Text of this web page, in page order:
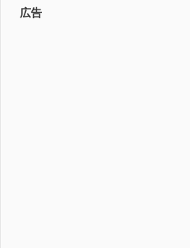
広告